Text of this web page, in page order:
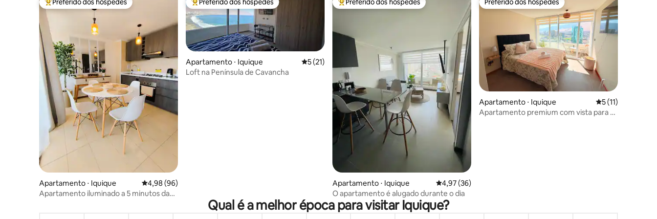
Entre os melhores preferidos dos hóspedes
Preferido dos hóspedes
Apartamento ⋅ Iquique 4,98 de uma avaliação média de 5, 96 avaliações
4,98 (96)
Apartamento iluminado a 5 minutos da
Entre os melhores preferidos dos hóspedes
Preferido dos hóspedes
Apartamento ⋅ Iquique 5 de uma avaliação média de 5, 21 avaliações
5 (21)
Loft na Península de Cavancha
Entre os melhores preferidos dos hóspedes
Preferido dos hóspedes
Apartamento ⋅ Iquique 4,97 de uma avaliação média de 5, 36 avaliações
4,97 (36)
O apartamento é alugado durante o dia
Preferido dos hóspedes
Preferido dos hóspedes
Apartamento ⋅ Iquique 5 de uma
5 (11)
Apartamento premium com vista para o
Qual é a melhor época para visitar Iquique?